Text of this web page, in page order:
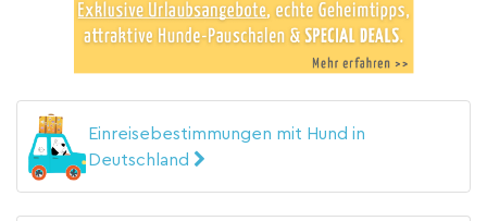
Einreisebestimmungen mit Hund in
Deutschland